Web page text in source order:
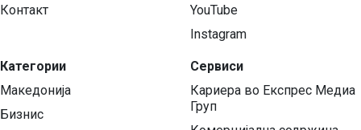
Контакт
Категории
Македонија
Бизнис
YouTube
Instagram
Сервиси
Кариера во Експрес Медиа
Груп